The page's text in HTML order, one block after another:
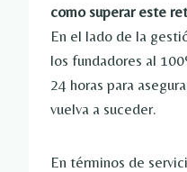
como superar este
En el lado de la
los fundadores al
24 horas para
vuelva a suceder.
En términos de